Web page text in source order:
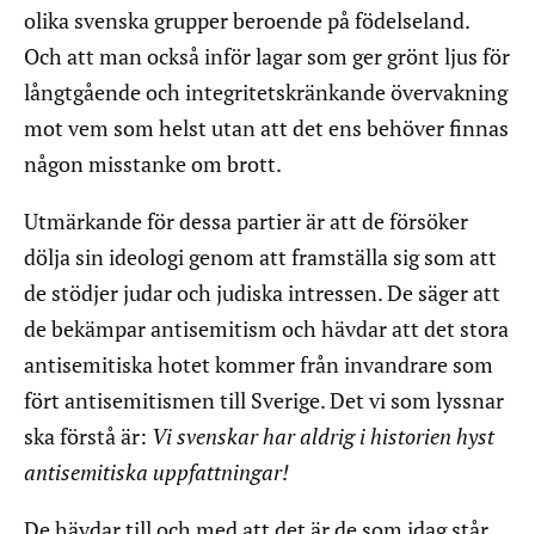
olika svenska grupper beroende på födelseland.
Och att man också inför lagar som ger grönt ljus för
långtgående och integritetskränkande övervakning
mot vem som helst utan att det ens behöver finnas
någon misstanke om brott.
Utmärkande för dessa partier är att de försöker
dölja sin ideologi genom att framställa sig som att
de stödjer judar och judiska intressen. De säger att
de bekämpar antisemitism och hävdar att det stora
antisemitiska hotet kommer från invandrare som
fört antisemitismen till Sverige. Det vi som lyssnar
ska förstå är: Vi svenskar har aldrig i historien hyst
antisemitiska uppfattningar!